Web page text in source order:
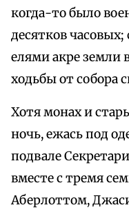
когда-то было
десятков
елями акре земли
ходьбы от собора
Хотя монах и
ночь, ежась под
подвале
вместе с тремя
Аберлоттом,